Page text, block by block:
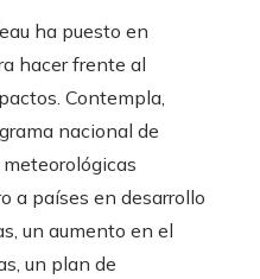
ha puesto en
hacer frente al
Contempla,
nacional de
a países en desarrollo
un aumento en el
un plan de